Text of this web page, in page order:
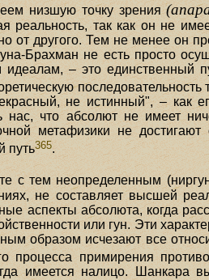
низшую точку зрения
так как он не
от другого. Тем не менее он
Брахман не есть просто
– это единственный
не истинный", – как
нас, что абсолют не имеет
метафизики не
путь365.
с тем неопределенным
не составляет высшей
аспекты абсолюта, когда
или гун. Эти
образом исчезают все
процесса примирения
имеется налицо. Шанкара